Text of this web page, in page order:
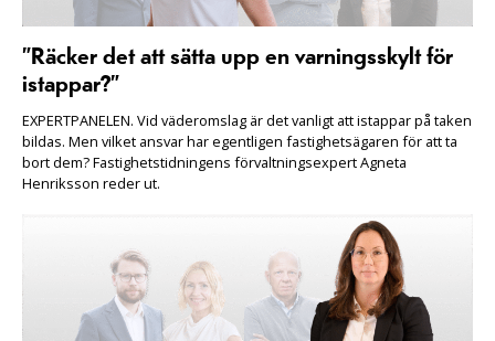
”Räcker det att sätta upp en varningsskylt för
istappar?”
EXPERTPANELEN. Vid väderomslag är det vanligt att istappar på taken
bildas. Men vilket ansvar har egentligen fastighetsägaren för att ta
bort dem? Fastighetstidningens förvaltningsexpert Agneta
Henriksson reder ut.